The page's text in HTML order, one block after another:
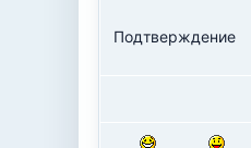
Подтверждение